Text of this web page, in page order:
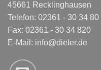
45661 Recklinghausen
Telefon: 02361 - 30 34 80
Fax: 02361 - 30 34 820
E-Mail: info@dieler.de